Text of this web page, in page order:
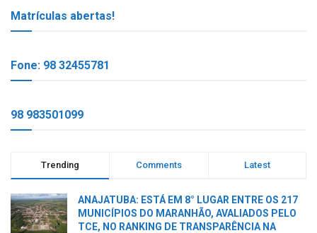
Matrículas abertas!
Fone: 98 32455781
98 983501099
Trending Comments Latest
ANAJATUBA: ESTÁ EM 8° LUGAR ENTRE OS 217
MUNICÍPIOS DO MARANHÃO, AVALIADOS PELO
TCE, NO RANKING DE TRANSPARÊNCIA NA